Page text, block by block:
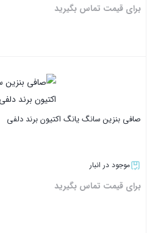
برای قیمت تماس بگیرید
صافی بنزین سانگ یانگ اکتیون برند دلفی
موجود در انبار
برای قیمت تماس بگیرید